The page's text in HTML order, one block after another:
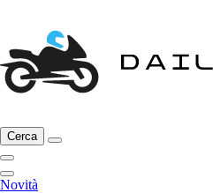
Cerca
Novità